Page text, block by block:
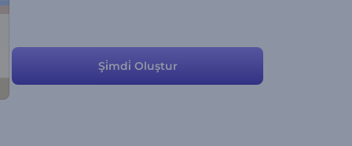
Şi̇mdi̇ Oluştur